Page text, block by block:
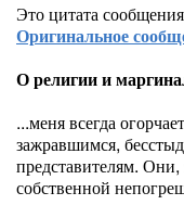
Это цитата сообщения
Оригинальное
О религии и
...меня всегда
зажравшимся,
представителям.
собственной